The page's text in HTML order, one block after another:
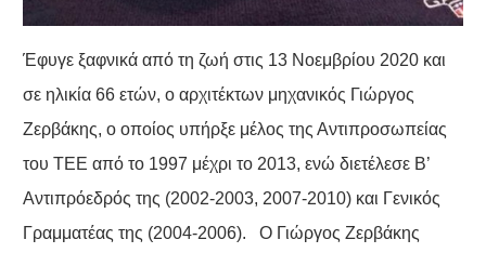
Έφυγε ξαφνικά από τη ζωή στις 13 Νοεμβρίου 2020 και
σε ηλικία 66 ετών, ο αρχιτέκτων μηχανικός Γιώργος
Ζερβάκης, ο οποίος υπήρξε μέλος της Αντιπροσωπείας
του ΤΕΕ από το 1997 μέχρι το 2013, ενώ διετέλεσε Β’
Αντιπρόεδρός της (2002-2003, 2007-2010) και Γενικός
Γραμματέας της (2004-2006). Ο Γιώργος Ζερβάκης